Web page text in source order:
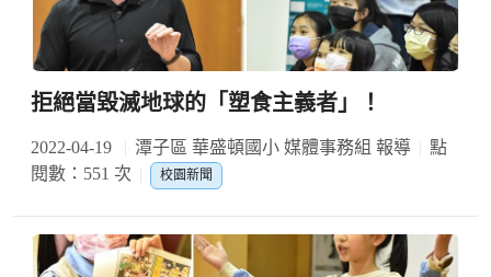
拒絕當毀滅地球的「塑食主義者」！
2022-04-19 潭子區 華盛頓國小 媒體事務組 報導
點
閱數：551 次
校園新聞